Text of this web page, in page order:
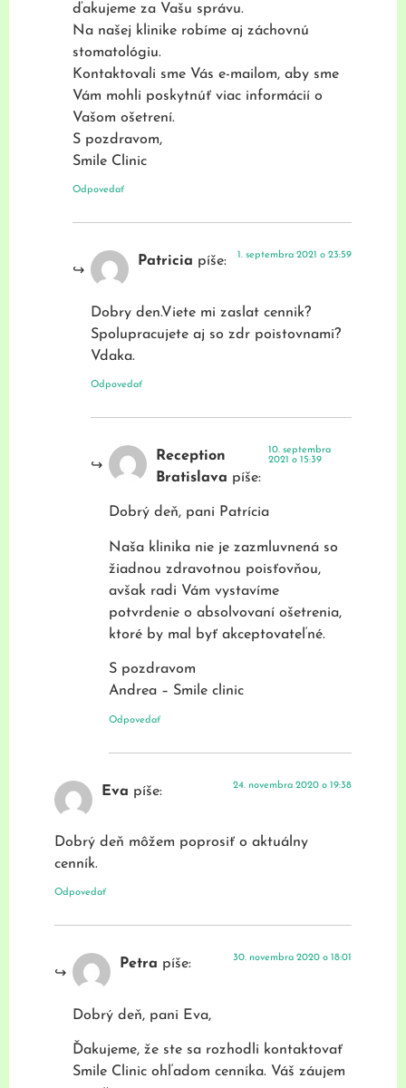
ďakujeme za Vašu správu.
Na našej klinike robíme aj záchovnú
stomatológiu.
Kontaktovali sme Vás e-mailom, aby sme
Vám mohli poskytnúť viac informácií o
Vašom ošetrení.
S pozdravom,
Smile Clinic
Odpovedať
Patricia píše: 1. septembra 2021 o 23:59
Dobry den.Viete mi zaslat cennik?
Spolupracujete aj so zdr poistovnami?
Vdaka.
Odpovedať
Reception
Bratislava píše:
10. septembra
2021 o 15:39
Dobrý deň, pani Patrícia
Naša klinika nie je zazmluvnená so
žiadnou zdravotnou poisťovňou,
avšak radi Vám vystavíme
potvrdenie o absolvovaní ošetrenia,
ktoré by mal byť akceptovateľné.
S pozdravom
Andrea – Smile clinic
Odpovedať
Eva píše: 24. novembra 2020 o 19:38
Dobrý deň môžem poprosiť o aktuálny
cenník.
Odpovedať
Petra píše: 30. novembra 2020 o 18:01
Dobrý deň, pani Eva,
Ďakujeme, že ste sa rozhodli kontaktovať
Smile Clinic ohľadom cenníka. Váš záujem